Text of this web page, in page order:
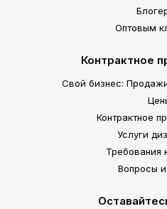
Оптовым
Контрактное
Свой бизнес:
Контрактное
Услуги
Требования
Вопросы